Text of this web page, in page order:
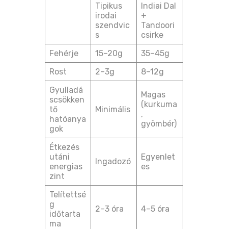
Tipikus
irodai
szendvic
s
Indiai Dal
+
Tandoori
csirke
Fehérje
15–20g
35–45g
Rost
2–3g
8–12g
Gyulladá
scsökken
tő
hatóanya
gok
Minimális
Magas
(kurkuma
,
gyömbér)
Étkezés
utáni
energias
zint
Ingadozó
Egyenlet
es
Telítettsé
g
időtarta
ma
2–3 óra 4–5 óra